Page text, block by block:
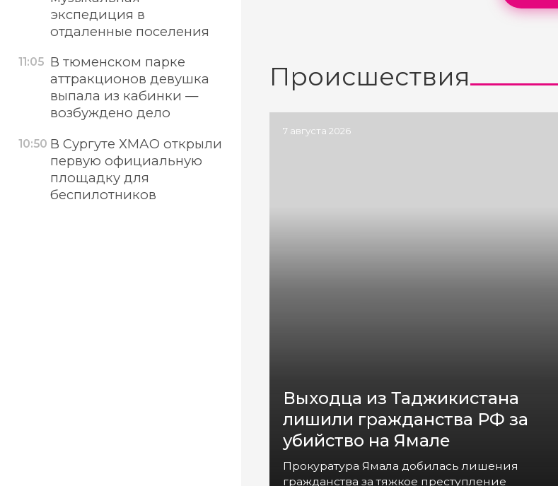
экспедиция в
отдаленные поселения
11:05 В тюменском парке
аттракционов девушка
выпала из кабинки —
возбуждено дело
10:50 В Сургуте ХМАО открыли
первую официальную
площадку для
беспилотников
Происшествия
7 августа 2026
Выходца из Таджикистана
лишили гражданства РФ за
убийство на Ямале
Прокуратура Ямала добилась лишения
гражданства за тяжкое преступление